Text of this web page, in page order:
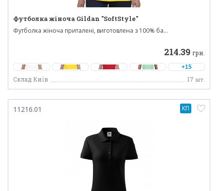
Футболка жіноча Gildan "SoftStyle"
Футболка жіноча приталені, виготовлена ​​з 100% ба...
214.39 грн.
+15
Склад Київ 17 шт.
11216.01 КП